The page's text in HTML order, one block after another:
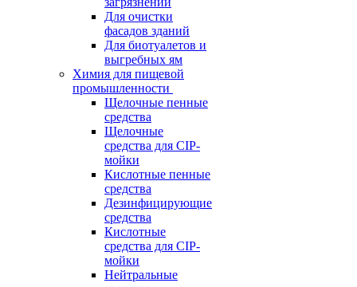
Для очистки
фасадов зданий
Для биотуалетов и
выгребных ям
Химия для пищевой
промышленности
Щелочные пенные
средства
Щелочные
средства для CIP-
мойки
Кислотные пенные
средства
Дезинфицирующие
средства
Кислотные
средства для CIP-
мойки
Нейтральные